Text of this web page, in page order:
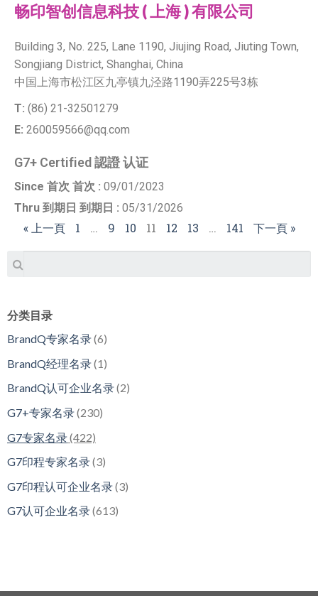
畅印智创信息科技 ( 上海 ) 有限公司
Building 3, No. 225, Lane 1190, Jiujing Road, Jiuting Town,
Songjiang District, Shanghai, China
中国上海市松江区九亭镇九泾路1190弄225号3栋
T: (86) 21-32501279
E: 260059566@qq.com
G7+ Certified 認證 认证
Since 首次 首次 : 09/01/2023
Thru 到期日 到期日 : 05/31/2026
« 上一頁 1 … 9 10 11 12 13 … 141 下一頁 »
分类目录
BrandQ专家名录(6)
BrandQ经理名录(1)
BrandQ认可企业名录(2)
G7+专家名录(230)
G7专家名录(422)
G7印程专家名录(3)
G7印程认可企业名录(3)
G7认可企业名录(613)